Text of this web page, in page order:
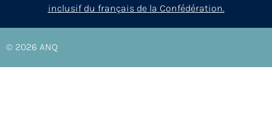
inclusif du français de la Confédération.
© 2026 ANQ